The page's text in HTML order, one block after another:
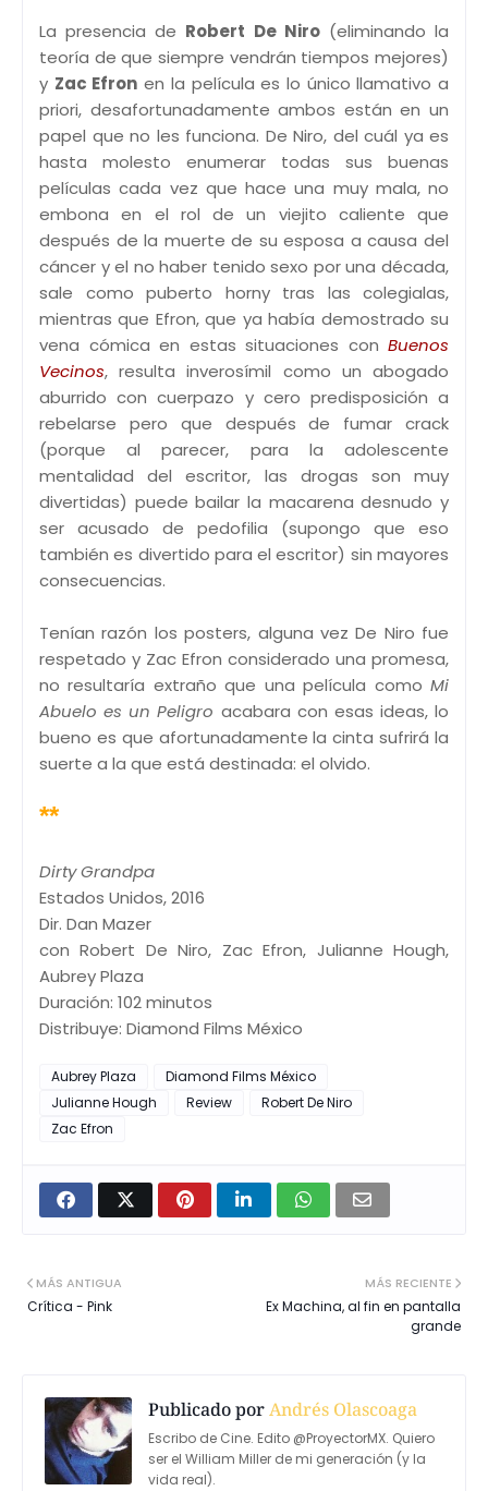
La presencia de Robert De Niro(eliminando la
teoría de que siempre vendrán tiempos mejores)
y Zac Efron en la película es lo único llamativo a
priori, desafortunadamente ambos están en un
papel que no les funciona. De Niro, del cuál ya es
hasta molesto enumerar todas sus buenas
películas cada vez que hace una muy mala, no
embona en el rol de un viejito caliente que
después de la muerte de su esposa a causa del
cáncer y el no haber tenido sexo por una década,
sale como puberto horny tras las colegialas,
mientras que Efron, que ya había demostrado su
vena cómica en estas situaciones con Buenos
Vecinos, resulta inverosímil como un abogado
aburrido con cuerpazo y cero predisposición a
rebelarse pero que después de fumar crack
(porque al parecer, para la adolescente
mentalidad del escritor, las drogas son muy
divertidas) puede bailar la macarena desnudo y
ser acusado de pedofilia (supongo que eso
también es divertido para el escritor) sin mayores
consecuencias.
Tenían razón los posters, alguna vez De Niro fue
respetado y Zac Efron considerado una promesa,
no resultaría extraño que una película como Mi
Abuelo es un Peligro acabara con esas ideas, lo
bueno es que afortunadamente la cinta sufrirá la
suerte a la que está destinada: el olvido.
**
Dirty Grandpa
Estados Unidos, 2016
Dir. Dan Mazer
con Robert De Niro, Zac Efron, Julianne Hough,
Aubrey Plaza
Duración: 102 minutos
Distribuye: Diamond Films México
Aubrey Plaza
Diamond Films México
Julianne Hough
Review
Robert De Niro
Zac Efron
MÁS RECIENTE
Ex Machina, al fin en pantalla
grande
MÁS ANTIGUA
Crítica - Pink
Publicado porAndrés Olascoaga
Escribo de Cine. Edito @ProyectorMX. Quiero
ser el William Miller de mi generación (y la
vida real).